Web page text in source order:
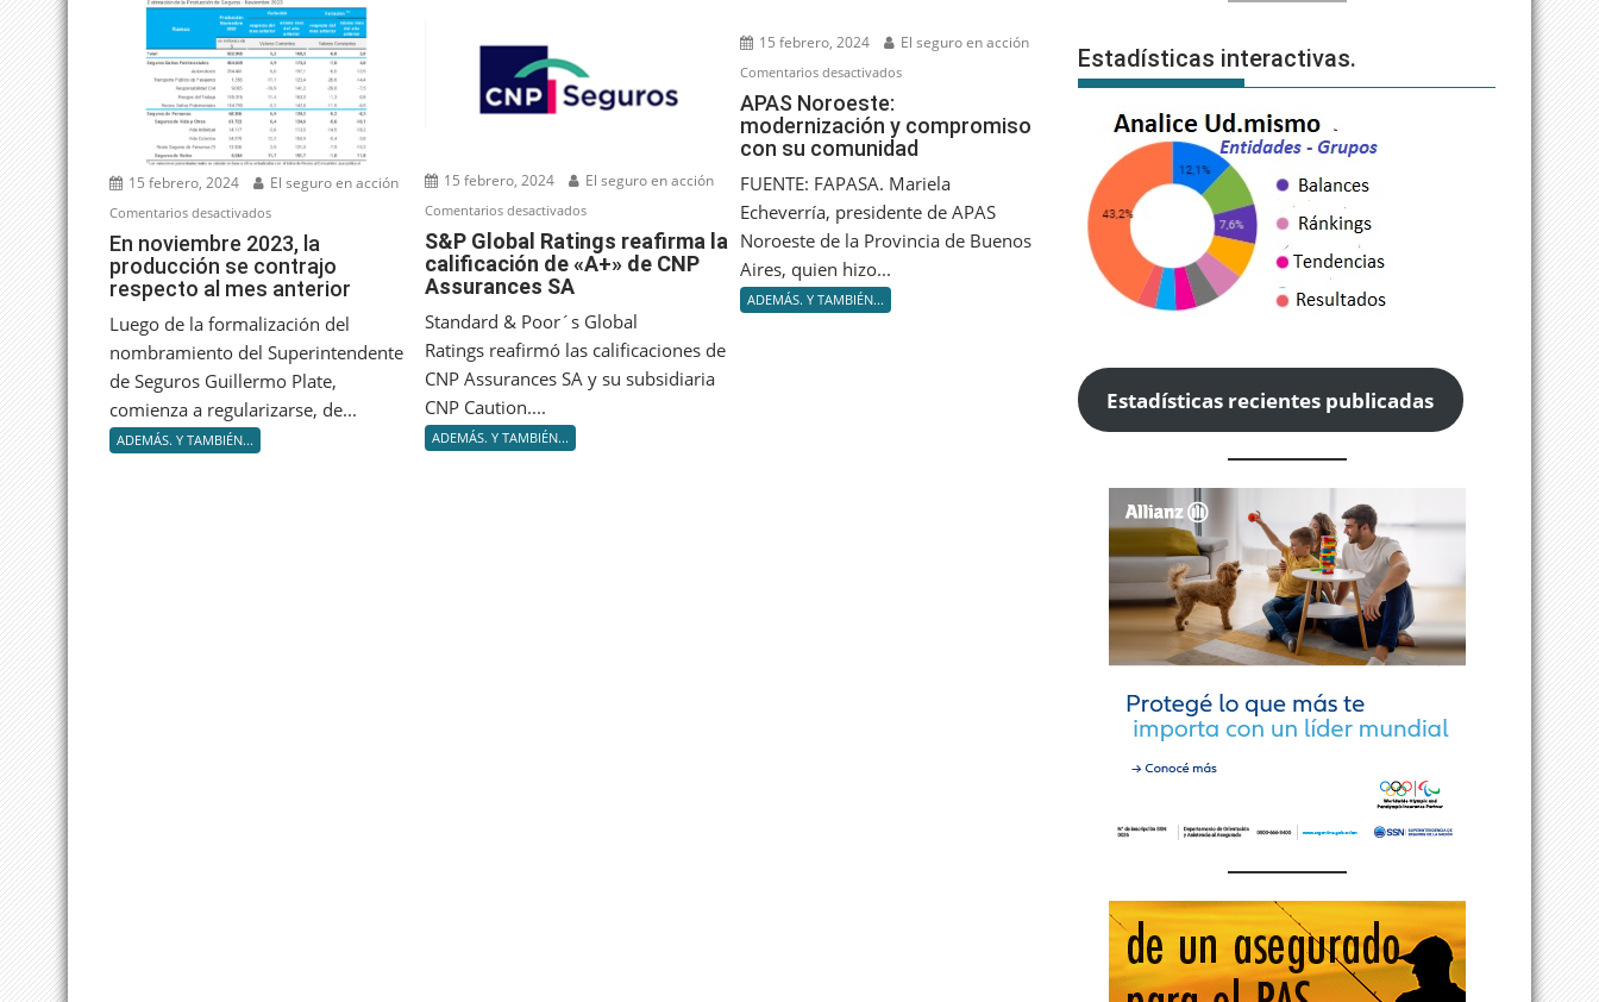
15 febrero, 2024 El seguro en acción
Comentarios desactivadosen
En
noviembre
2023,
producción
respecto
En noviembre 2023, la
producción se contrajo
respecto al mes anterior
Luego de la formalización del
nombramiento del Superintendente
de Seguros Guillermo Plate,
comienza a regularizarse, de...
ADEMÁS. Y TAMBIÉN...
15 febrero, 2024 El seguro en acción
Comentarios desactivadosen
S&P
Global
reafirma
de
S&P Global Ratings reafirma la
calificación de «A+» de CNP
Assurances SA
Standard & Poor´s Global
Ratings reafirmó las calificaciones de
CNP Assurances SA y su subsidiaria
CNP Caution....
ADEMÁS. Y TAMBIÉN...
15 febrero, 2024 El seguro en acción
Comentarios desactivadosen
Noroeste:
modernización
y
compromiso
APAS Noroeste:
modernización y compromiso
con su comunidad
FUENTE: FAPASA. Mariela
Echeverría, presidente de APAS
Noroeste de la Provincia de Buenos
Aires, quien hizo...
ADEMÁS. Y TAMBIÉN...
Estadísticas interactivas.
Estadísticas recientes publicadas